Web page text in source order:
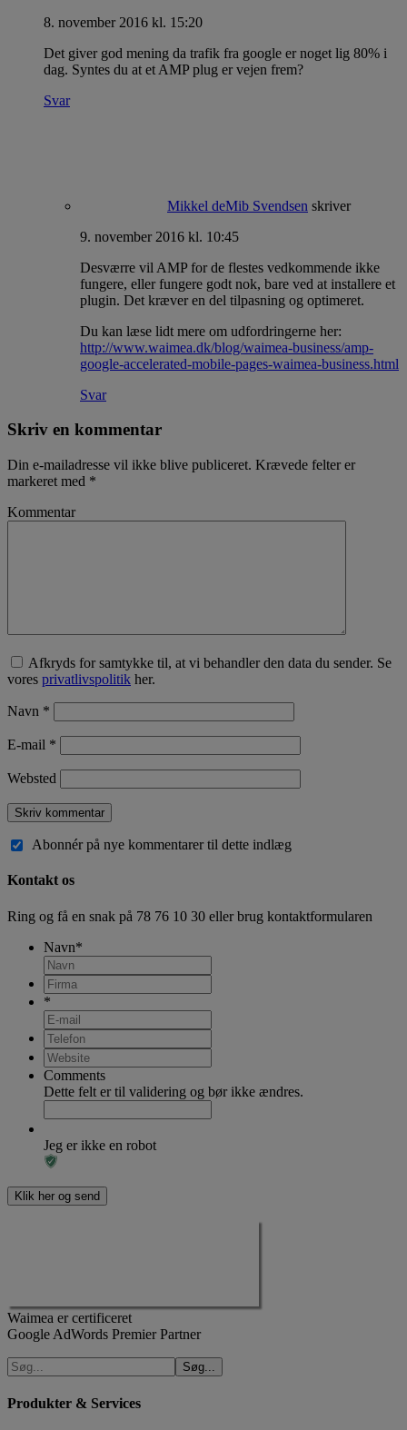
8. november 2016 kl. 15:20
Det giver god mening da trafik fra google er noget lig 80% i
dag. Syntes du at et AMP plug er vejen frem?
Svar
Mikkel deMib Svendsen skriver
9. november 2016 kl. 10:45
Desværre vil AMP for de flestes vedkommende ikke
fungere, eller fungere godt nok, bare ved at installere et
plugin. Det kræver en del tilpasning og optimeret.
Du kan læse lidt mere om udfordringerne her:
http://www.waimea.dk/blog/waimea-business/amp-
google-accelerated-mobile-pages-waimea-business.html
Svar
Skriv en kommentar
Din e-mailadresse vil ikke blive publiceret. Krævede felter er
markeret med *
Kommentar
Afkryds for samtykke til, at vi behandler den data du sender. Se
vores privatlivspolitik her.
Navn *
E-mail *
Websted
Abonnér på nye kommentarer til dette indlæg
Kontakt os
Ring og få en snak på 78 76 10 30 eller brug kontaktformularen
Navn*
*
Comments
Dette felt er til validering og bør ikke ændres.
Jeg er ikke en robot
Waimea er certificeret
Google AdWords Premier Partner
Produkter & Services